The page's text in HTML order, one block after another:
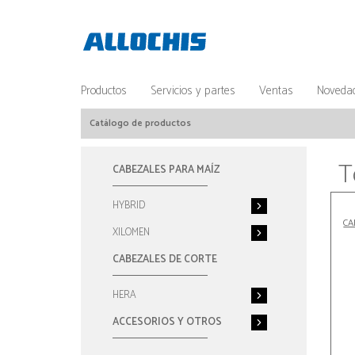
Productos Servicios y partes Ventas
Catálogo de productos
CABEZALES PARA MAÍZ
HYBRID
XILOMEN
CABEZALES DE CORTE
HERA
ACCESORIOS Y OTROS